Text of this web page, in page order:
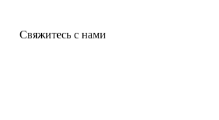
Свяжитесь с нами